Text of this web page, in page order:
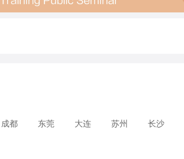
成都 东莞 大连 苏州 长沙